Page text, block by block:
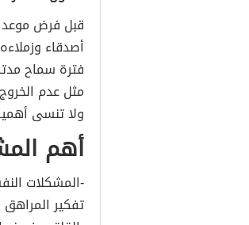
قبل فرض موعد
أصدقاء
مثل عدم
ولا تنسى
أهم
-المشكلات
تفكير المراهق